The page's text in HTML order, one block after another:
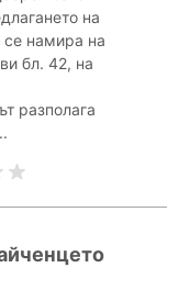
на
се намира на
бл. 42, на
разполага